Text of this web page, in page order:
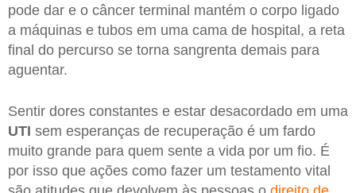
pode dar e o câncer terminal mantém o corpo ligado
a máquinas e tubos em uma cama de hospital, a reta
final do percurso se torna sangrenta demais para
aguentar.
Sentir dores constantes e estar desacordado em uma
UTI sem esperanças de recuperação é um fardo
muito grande para quem sente a vida por um fio. É
por isso que ações como fazer um testamento vital